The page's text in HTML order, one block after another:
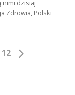
nimi dzisiaj
Zdrowia, Polski
12